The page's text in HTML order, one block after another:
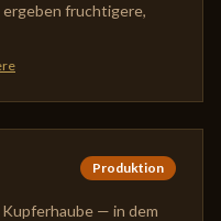
ergeben fruchtigere,
Produktion
— in dem